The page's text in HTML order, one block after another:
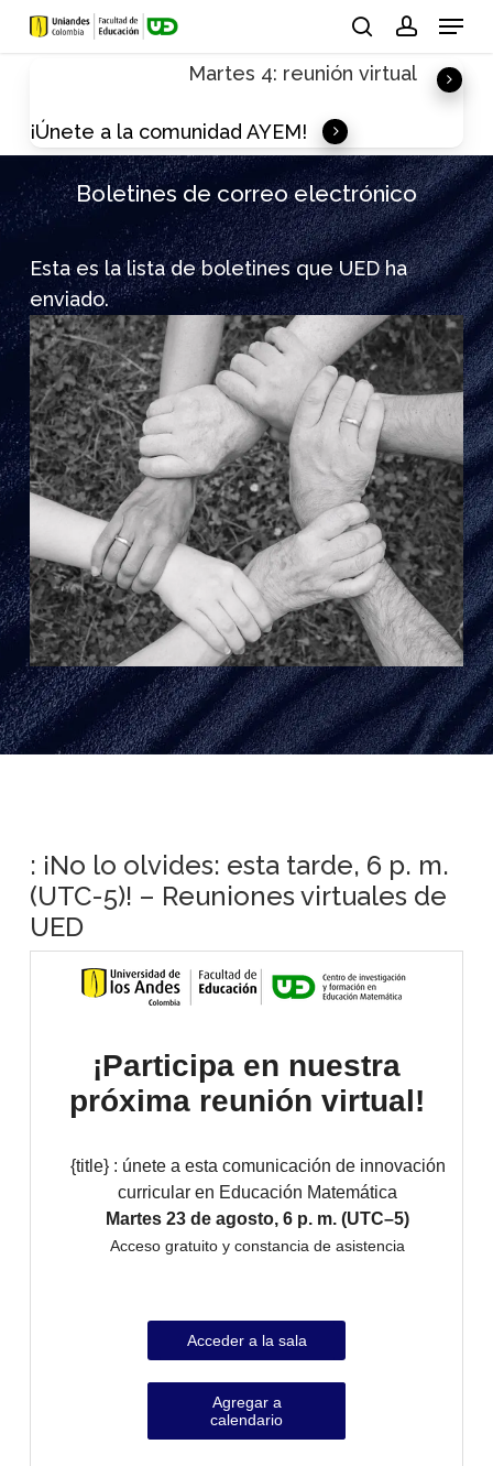
Skip
Menu
Martes 4: reunión virtual
¡Únete a la comunidad AYEM!
Boletines de correo electrónico
Esta es la lista de boletines que UED ha
enviado.
: ¡No lo olvides: esta tarde, 6 p. m.
(UTC-5)! – Reuniones virtuales de
UED